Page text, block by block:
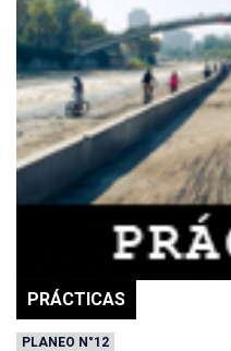
PRÁCTICAS
PLANEO N°12